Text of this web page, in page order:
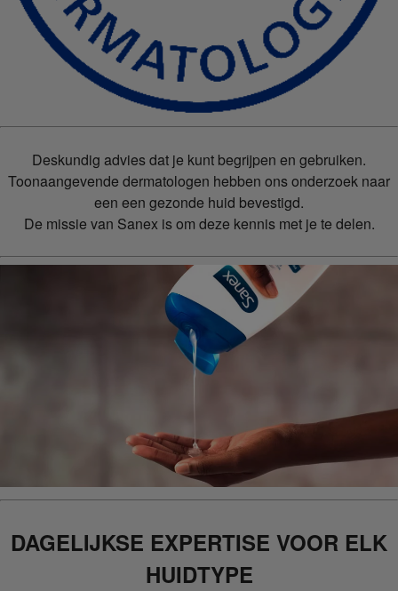
Deskundig advies dat je kunt begrijpen en gebruiken.
Toonaangevende dermatologen hebben ons onderzoek naar
een een gezonde huid bevestigd.
De missie van Sanex is om deze kennis met je te delen.
DAGELIJKSE EXPERTISE VOOR ELK
HUIDTYPE